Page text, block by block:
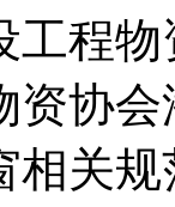
工程
资协
相关